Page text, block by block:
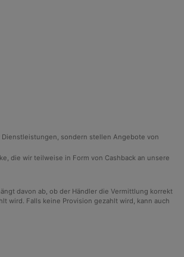
sondern stellen Angebote von
die wir teilweise in Form von Cashback an unsere
davon ab, ob der Händler die Vermittlung korrekt
wird. Falls keine Provision gezahlt wird, kann auch